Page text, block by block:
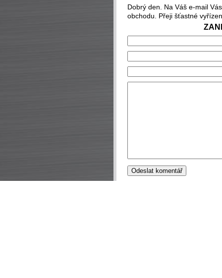
Dobrý den. Na Váš e-mail
obchodu. Přeji šťastné